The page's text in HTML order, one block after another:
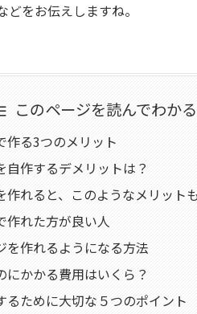
をお伝えしますね。
このページを読んでわか
作る3つのメリット
作するデメリットは？
れると、このようなメリット
作れた方が良い人
を作れるようになる方法
かかる費用はいくら？
るために大切な５つのポイント